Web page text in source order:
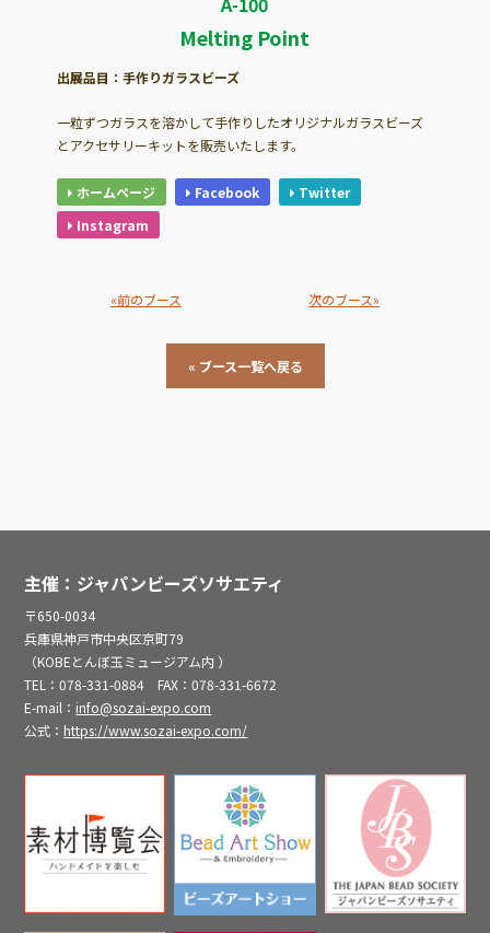
Melting Point
出展品目：手作りガラスビーズ
一粒ずつガラスを溶かして手作りしたオリジナルガラスビーズ
とアクセサリーキットを販売いたします。
ホームページ Facebook
Twitter
Instagram
«前のブース 次のブース»
« ブース一覧へ戻る
主催：ジャパンビーズソサエティ
〒650-0034
兵庫県神戸市中央区京町79
（KOBEとんぼ玉ミュージアム内 ）
TEL：078-331-0884 FAX：078-331-6672
E-mail： info@sozai-expo.com
公式： https://www.sozai-expo.com/